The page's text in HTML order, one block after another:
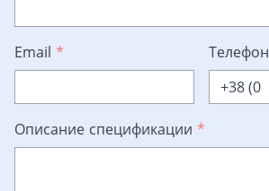
Email * Телефон
Описание спецификации *